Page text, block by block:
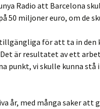
Radio att Barcelona
50 miljoner euro, om de
för att ta in den
Det är resultatet av ett
punkt, vi skulle kunna stå
år, med många saker att